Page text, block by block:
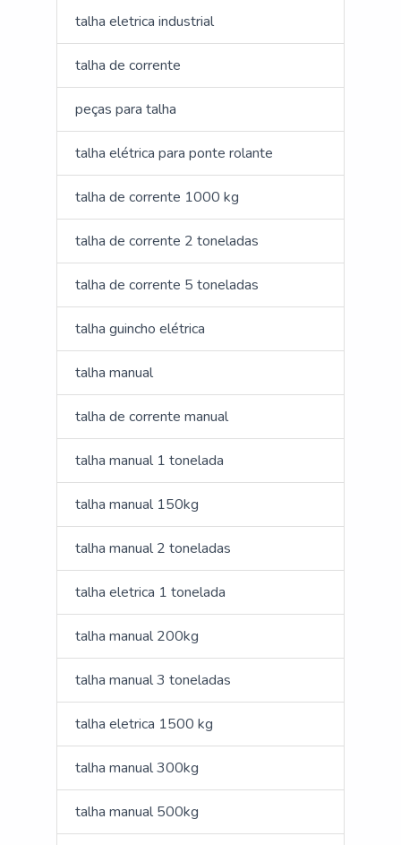
talha eletrica industrial
talha de corrente
peças para talha
talha elétrica para ponte rolante
talha de corrente 1000 kg
talha de corrente 2 toneladas
talha de corrente 5 toneladas
talha guincho elétrica
talha manual
talha de corrente manual
talha manual 1 tonelada
talha manual 150kg
talha manual 2 toneladas
talha eletrica 1 tonelada
talha manual 200kg
talha manual 3 toneladas
talha eletrica 1500 kg
talha manual 300kg
talha manual 500kg